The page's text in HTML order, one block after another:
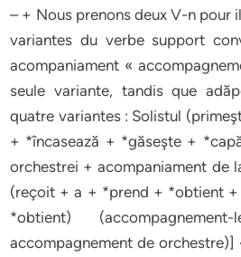
– + Nous prenons deux V-n pour
variantes du verbe support
acompaniament «
seule variante, tandis que
quatre variantes : Solistul
+ *încasează + *găseşte +
orchestrei + acompaniament de
(reçoit + a + *prend + *obtient
*obtient)
accompagnement de